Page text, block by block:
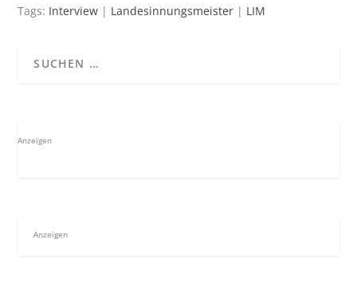
Tags: Interview | Landesinnungsmeister | LIM
Anzeigen
Anzeigen